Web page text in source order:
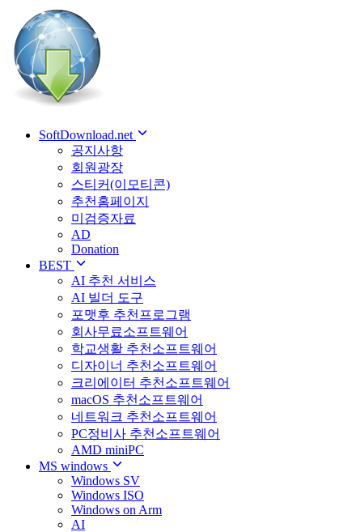
SoftDownload.net
공지사항
회원광장
스티커(이모티콘)
추천홈페이지
미검증자료
AD
Donation
BEST
AI 추천 서비스
AI 빌더 도구
포맷후 추천프로그램
회사무료소프트웨어
학교생활 추천소프트웨어
디자이너 추천소프트웨어
크리에이터 추천소프트웨어
macOS 추천소프트웨어
네트워크 추천소프트웨어
PC정비사 추천소프트웨어
AMD miniPC
MS windows
Windows SV
Windows ISO
Windows on Arm
AI